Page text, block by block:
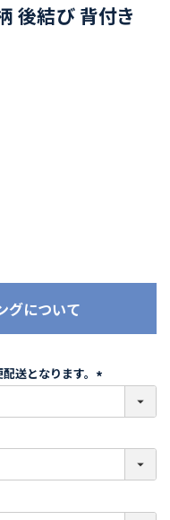
後結び 背付き
グについて
送となります。
必
)